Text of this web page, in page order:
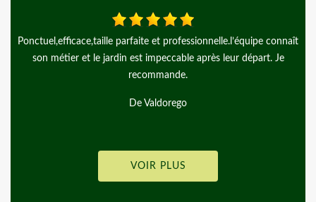
connaît
leur départ. Je
Merci à Monsieur Mayer, pour ce grand
recommande beaucoup cet
VOIR PLUS